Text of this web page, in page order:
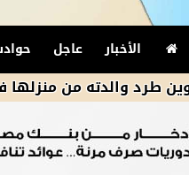
الأخبار عاجل
من منزلها في دار